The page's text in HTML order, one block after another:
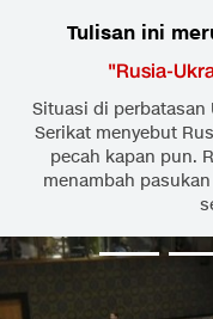
Tulisan ini
"Rusia-
Situasi di perbatasan
Serikat menyebut
pecah kapan pun.
menambah